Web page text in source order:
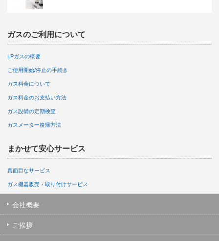
ガスのご利用について
LPガスの概要
ご使用開始/停止の手続き
ガス料金について
ガス料金のお支払い方法
ガス設備の定期検査
ガスメーター復帰方法
まかせて安心サービス
真面目なサービス
ガス機器販売・取り付けサービス
会社概要
ご挨拶